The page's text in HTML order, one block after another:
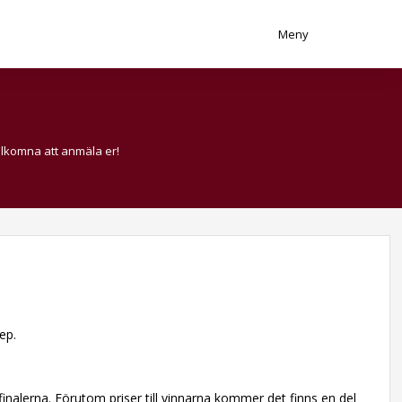
Meny
att anmäla er!
Förutom priser till vinnarna kommer det finns en del